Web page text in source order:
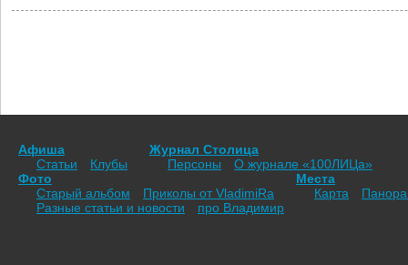
Афиша
Статьи
Клубы
Журнал Столица
Персоны
О журнале «100ЛИЦа»
Фото
Старый альбом
Приколы от VladimiRа
Места
Карта
Разные статьи и новости
про Владимир